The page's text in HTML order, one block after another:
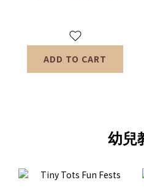
ADD TO CART
幼兒